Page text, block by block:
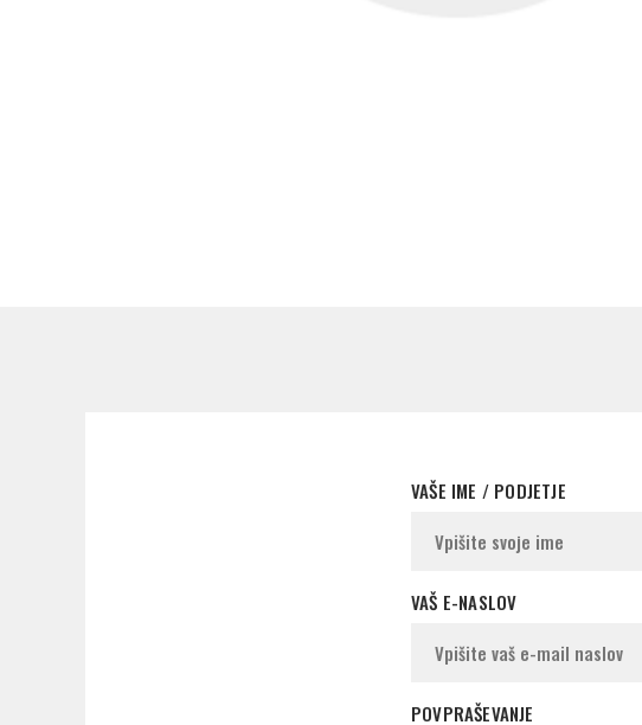
VAŠE IME / PODJETJE
VAŠ E-NASLOV
POVPRAŠEVANJE